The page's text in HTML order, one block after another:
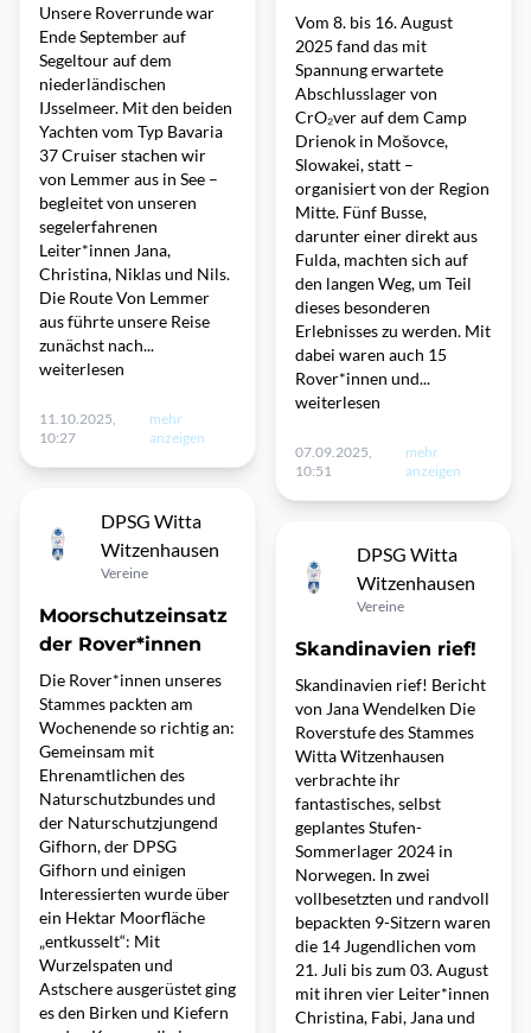
Unsere Roverrunde war
Ende September auf
Segeltour auf dem
niederländischen
IJsselmeer. Mit den beiden
Yachten vom Typ Bavaria
37 Cruiser stachen wir
von Lemmer aus in See –
begleitet von unseren
segelerfahrenen
Leiter*innen Jana,
Christina, Niklas und Nils.
Die Route Von Lemmer
aus führte unsere Reise
zunächst nach...
weiterlesen
11.10.2025,
10:27
mehr
anzeigen
DPSG Witta
Witzenhausen
Vereine
Moorschutzeinsatz
der Rover*innen
Die Rover*innen unseres
Stammes packten am
Wochenende so richtig an:
Gemeinsam mit
Ehrenamtlichen des
Naturschutzbundes und
der Naturschutzjungend
Gifhorn, der DPSG
Gifhorn und einigen
Interessierten wurde über
ein Hektar Moorfläche
„entkusselt“: Mit
Wurzelspaten und
Astschere ausgerüstet ging
es den Birken und Kiefern
Vom 8. bis 16. August
2025 fand das mit
Spannung erwartete
Abschlusslager von
CrO₂ver auf dem Camp
Drienok in Mošovce,
Slowakei, statt –
organisiert von der Region
Mitte. Fünf Busse,
darunter einer direkt aus
Fulda, machten sich auf
den langen Weg, um Teil
dieses besonderen
Erlebnisses zu werden. Mit
dabei waren auch 15
Rover*innen und...
weiterlesen
07.09.2025,
10:51
mehr
anzeigen
DPSG Witta
Witzenhausen
Vereine
Skandinavien rief!
Skandinavien rief! Bericht
von Jana Wendelken Die
Roverstufe des Stammes
Witta Witzenhausen
verbrachte ihr
fantastisches, selbst
geplantes Stufen-
Sommerlager 2024 in
Norwegen. In zwei
vollbesetzten und randvoll
bepackten 9-Sitzern waren
die 14 Jugendlichen vom
21. Juli bis zum 03. August
mit ihren vier Leiter*innen
Christina, Fabi, Jana und